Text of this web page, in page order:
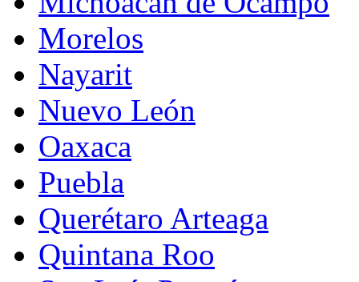
Morelos
Nayarit
Nuevo León
Oaxaca
Puebla
Querétaro Arteaga
Quintana Roo